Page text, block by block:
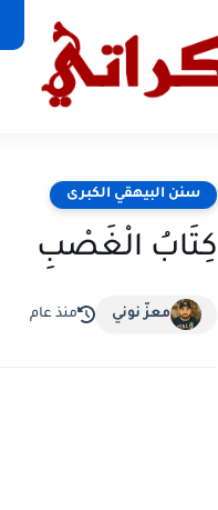
سنن البيهقي الكبرى
كِتَابُ الْغَصْبِ
معزّ نوني منذ عام